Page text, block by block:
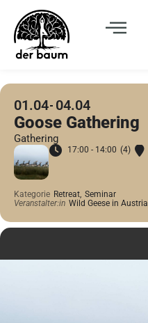
01.04 04.04
Goose Gathering
Gathering
17:00 - 14:00 (4)
Kategorie Retreat, Seminar
Veranstalter:in Wild Geese in Austria